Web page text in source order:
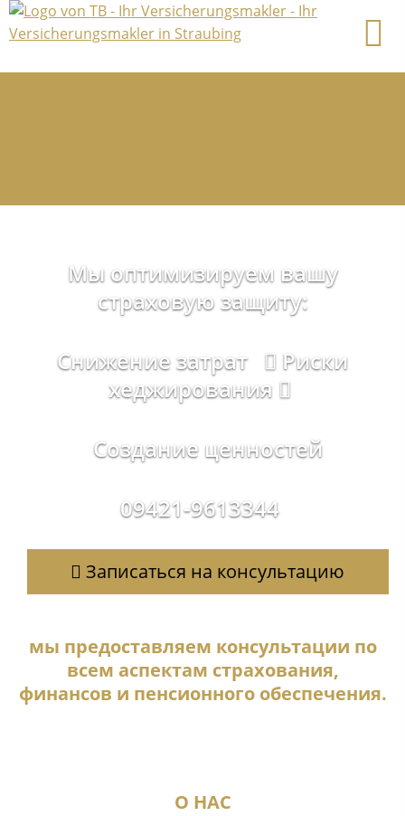
Мы оптимизируем вашу
страховую защиту:
Снижение затрат
Риски
хеджирования
Создание ценностей
09421-9613344
Записаться на консультацию
мы предоставляем консультации по
всем аспектам страхования,
финансов и пенсионного обеспечения.
О НАС